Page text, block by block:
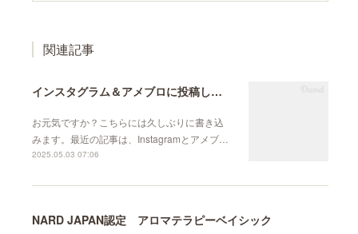
関連記事
インスタグラム＆アメブロに投稿しています
お元気ですか？こちらには久しぶりに書き込
みます。最近の記事は、Instagramとアメブ…
2025.05.03 07:06
NARD JAPAN認定 アロマテラピーベイシック